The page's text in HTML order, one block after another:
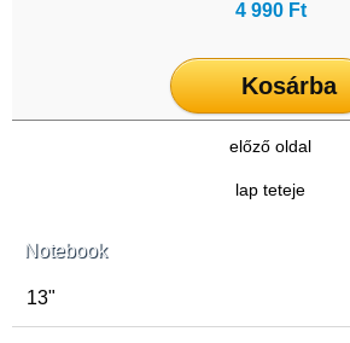
Notebook
13"
4 990 Ft
Kosárba
előző oldal
lap teteje